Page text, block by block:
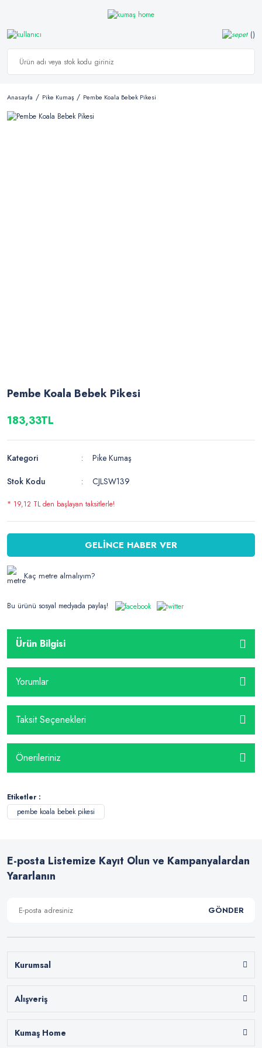
Anasayfa Pike Kumaş Pembe Koala Bebek Pikesi
Pembe Koala Bebek Pikesi
183,33TL
Kategori
Pike Kumaş
Stok Kodu
CJLSW139
* 19,12 TL den başlayan taksitlerle!
GELİNCE HABER VER
Kaç metre almalıyım?
Bu ürünü sosyal medyada paylaş!
Ürün Bilgisi
Yorumlar
Taksit Seçenekleri
Önerileriniz
Etiketler :
pembe koala bebek pikesi
E-posta Listemize Kayıt Olun ve Kampanyalardan
Yararlanın
GÖNDER
Kurumsal
Alışveriş
Kumaş Home